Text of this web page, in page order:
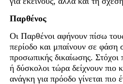
Παρθένος
Οι Παρθένοι αφήνουν πίσω
περίοδο και μπαίνουν σε φάση
προσωπικής δικαίωσης. Στόχοι
ή δύσκολοι τώρα δείχνουν πιο
ανάγκη για πρόοδο γίνεται πιο